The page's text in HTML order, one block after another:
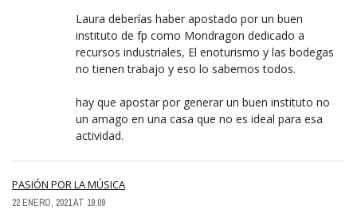
Laura deberías haber apostado por un buen
instituto de fp como Mondragon dedicado a
recursos industriales, El enoturismo y las bodegas
no tienen trabajo y eso lo sabemos todos.
hay que apostar por generar un buen instituto no
un amago en una casa que no es ideal para esa
actividad.
PASIÓN POR LA MÚSICA
22 ENERO, 2021 AT 19:09